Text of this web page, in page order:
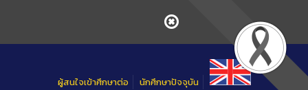
ผู้สนใจเข้าศึกษาต่อ นักศึกษาปัจจุบัน